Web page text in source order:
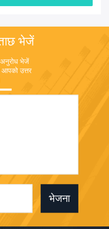
भेजें
भेजें
उत्तर
भेजना